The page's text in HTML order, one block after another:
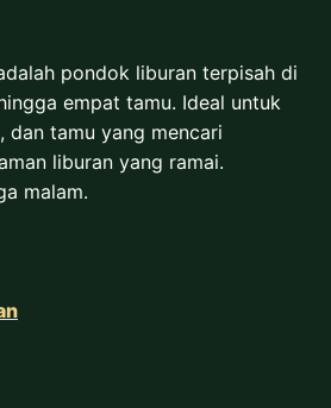
pondok liburan terpisah di
empat tamu. Ideal untuk
dan tamu yang mencari
liburan yang ramai.
malam.